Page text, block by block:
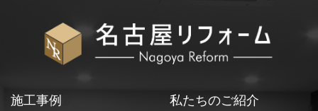
施工事例 私たちのご紹介